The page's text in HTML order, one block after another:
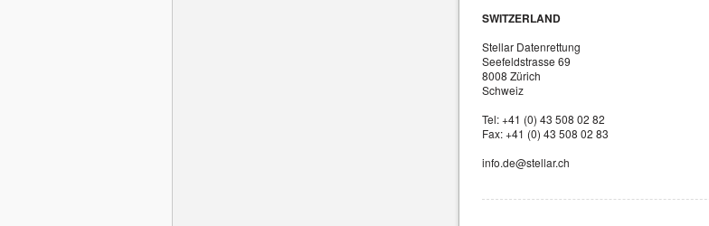
SWITZERLAND
Stellar Datenrettung
Seefeldstrasse 69
8008 Zürich
Schweiz
Tel: +41 (0) 43 508 02 82
Fax: +41 (0) 43 508 02 83
info.de@stellar.ch